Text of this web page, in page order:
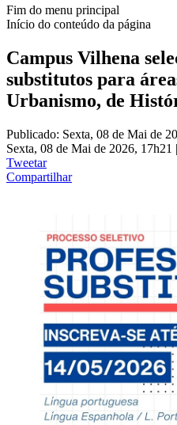
Fim do menu principal
Início do conteúdo da página
Campus Vilhena
substitutos para
Urbanismo, de
Publicado: Sexta, 08 de Mai de
Sexta, 08 de Mai de 2026, 17h21 |
Tweetar
Compartilhar